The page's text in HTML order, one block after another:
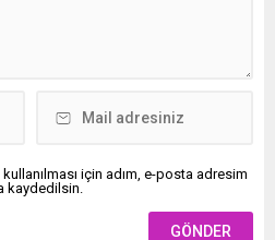
için adım, e-posta adresim
kaydedilsin.